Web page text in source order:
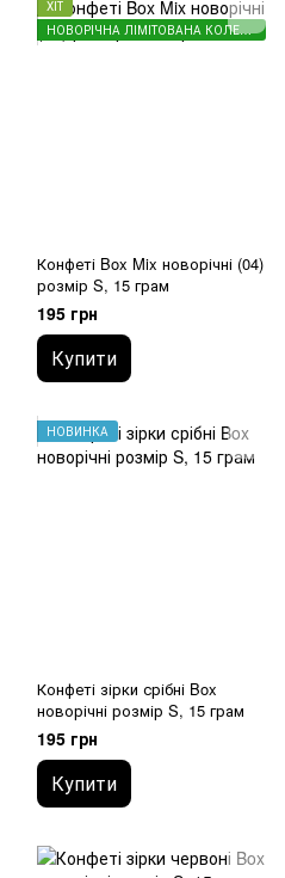
ХІТ
НОВОРІЧНА ЛІМІТОВАНА КОЛЕКЦІЯ
Конфеті Box Mix новорічні (04)
розмір S, 15 грам
195 грн
Купити
НОВИНКА
Конфеті зірки срібні Box
новорічні розмір S, 15 грам
195 грн
Купити